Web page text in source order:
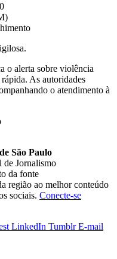
o alerta sobre violência
As autoridades
o atendimento à
São Paulo
de Jornalismo
da fonte
região ao melhor conteúdo
sociais. Conecte-se
LinkedIn Tumblr E-mail